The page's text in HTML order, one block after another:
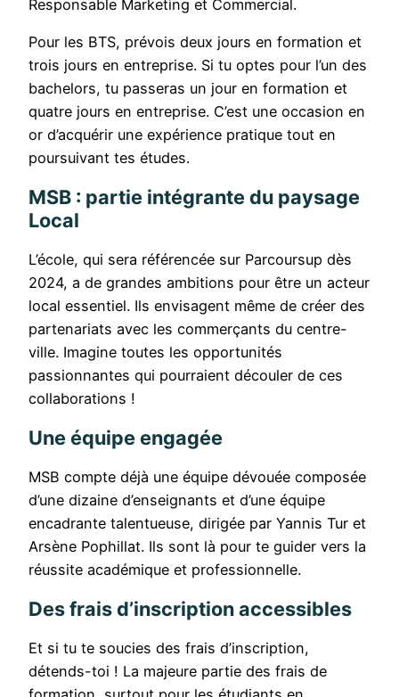
Responsable Marketing et Commercial.
Pour les BTS, prévois deux jours en formation et
trois jours en entreprise. Si tu optes pour l’un des
bachelors, tu passeras un jour en formation et
quatre jours en entreprise. C’est une occasion en
or d’acquérir une expérience pratique tout en
poursuivant tes études.
MSB : partie intégrante du paysage
Local
L’école, qui sera référencée sur Parcoursup dès
2024, a de grandes ambitions pour être un acteur
local essentiel. Ils envisagent même de créer des
partenariats avec les commerçants du centre-
ville. Imagine toutes les opportunités
passionnantes qui pourraient découler de ces
collaborations !
Une équipe engagée
MSB compte déjà une équipe dévouée composée
d’une dizaine d’enseignants et d’une équipe
encadrante talentueuse, dirigée par Yannis Tur et
Arsène Pophillat. Ils sont là pour te guider vers la
réussite académique et professionnelle.
Des frais d’inscription accessibles
Et si tu te soucies des frais d’inscription,
détends-toi ! La majeure partie des frais de